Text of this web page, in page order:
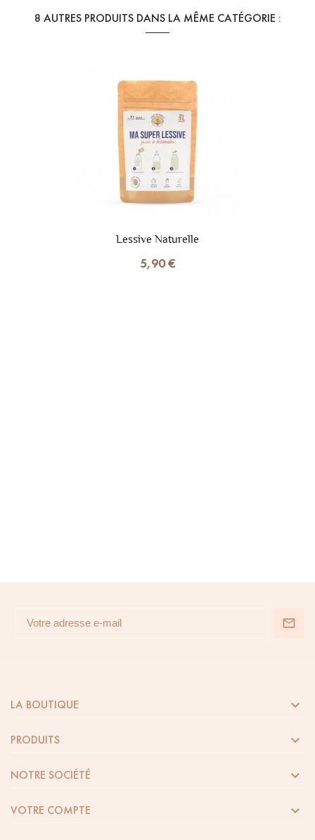
8 AUTRES PRODUITS DANS LA MÊME CATÉGORIE :
Lessive Naturelle
5,90 €
LA BOUTIQUE 
PRODUITS 
NOTRE SOCIÉTÉ 
VOTRE COMPTE 